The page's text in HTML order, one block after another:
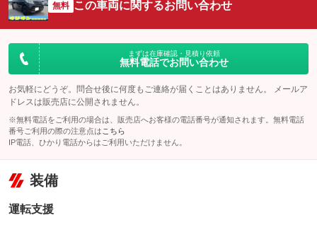
無料 この車両に関するお問い合わせ
まずは在庫確認・見積り依頼
無料電話でお問い合わせ
お気軽にどうぞ。問合せ後に何度もご連絡が届くことはありません。 メールア
ドレスは販売店に公開されません。
※無料電話をご利用の場合は、販売店へお客様の電話番号が通知されます。無料電話
番号ご利用の際の注意点は こちら
IP電話、ひかり電話からはご利用いただけません。
装備
運転支援